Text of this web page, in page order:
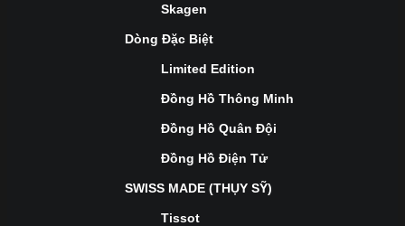
Skagen
Dòng Đặc Biệt
Limited Edition
Đồng Hồ Thông Minh
Đồng Hồ Quân Đội
Đồng Hồ Điện Tử
SWISS MADE (THỤY SỸ)
Tissot